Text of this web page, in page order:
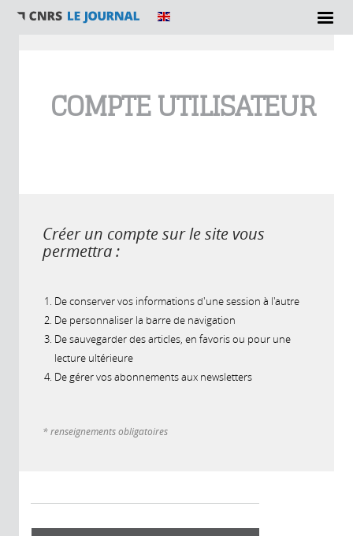
COMPTE UTILISATEUR
Créer un compte sur le site vous
permettra :
De conserver vos informations d'une session à l'autre
De personnaliser la barre de navigation
De sauvegarder des articles, en favoris ou pour une
lecture ultérieure
De gérer vos abonnements aux newsletters
* renseignements obligatoires